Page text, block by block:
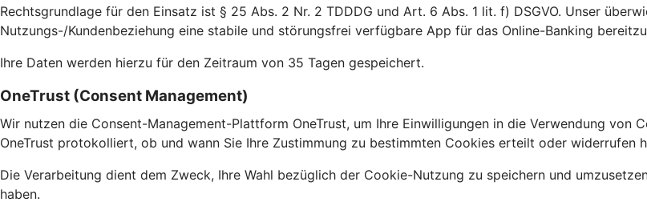
Rechtsgrundlage für den Einsatz ist § 25 Abs. 2 Nr. 2 TDDDG und Art. 6 Abs. 1 lit. f) DSGVO. Unser
Nutzungs-/Kundenbeziehung eine stabile und störungsfrei verfügbare App für das Online-Banking
Ihre Daten werden hierzu für den Zeitraum von 35 Tagen gespeichert.
OneTrust (Consent Management)
Wir nutzen die Consent-Management-Plattform OneTrust, um Ihre Einwilligungen in die Verwendung
OneTrust protokolliert, ob und wann Sie Ihre Zustimmung zu bestimmten Cookies erteilt oder widerrufen
Die Verarbeitung dient dem Zweck, Ihre Wahl bezüglich der Cookie-Nutzung zu speichern und
haben.